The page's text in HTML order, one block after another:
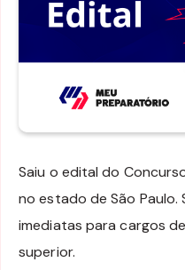
Saiu o edital do
no estado de São Paulo.
imediatas para cargos
superior.